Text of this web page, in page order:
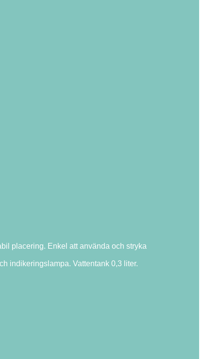
placering. Enkel att använda och stryka
indikeringslampa. Vattentank 0,3 liter.